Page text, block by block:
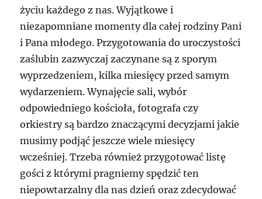
życiu każdego z nas. Wyjątkowe i
niezapomniane momenty dla całej rodziny Pani
i Pana młodego. Przygotowania do uroczystości
zaślubin zazwyczaj zaczynane są z sporym
wyprzedzeniem, kilka miesięcy przed samym
wydarzeniem. Wynajęcie sali, wybór
odpowiedniego kościoła, fotografa czy
orkiestry są bardzo znaczącymi decyzjami jakie
musimy podjąć jeszcze wiele miesięcy
wcześniej. Trzeba również przygotować listę
gości z którymi pragniemy spędzić ten
niepowtarzalny dla nas dzień oraz zdecydować